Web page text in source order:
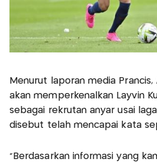
Menurut laporan media Prancis,
akan memperkenalkan Layvin
sebagai rekrutan anyar usai
disebut telah mencapai kata
“Berdasarkan informasi yang